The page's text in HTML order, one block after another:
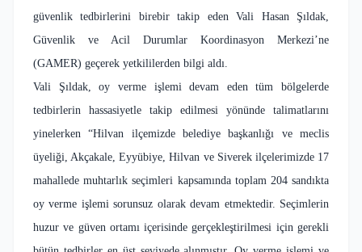
güvenlik tedbirlerini birebir takip eden Vali Hasan Şıldak,
Güvenlik ve Acil Durumlar Koordinasyon Merkezi’ne
(GAMER) geçerek yetkililerden bilgi aldı.
Vali Şıldak, oy verme işlemi devam eden tüm bölgelerde
tedbirlerin hassasiyetle takip edilmesi yönünde talimatlarını
yinelerken “Hilvan ilçemizde belediye başkanlığı ve meclis
üyeliği, Akçakale, Eyyübiye, Hilvan ve Siverek ilçelerimizde 17
mahallede muhtarlık seçimleri kapsamında toplam 204 sandıkta
oy verme işlemi sorunsuz olarak devam etmektedir. Seçimlerin
huzur ve güven ortamı içerisinde gerçekleştirilmesi için gerekli